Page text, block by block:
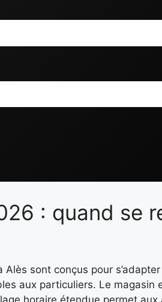
: quand se
Alès sont conçus pour
aux particuliers. Le magasin
horaire étendue permet